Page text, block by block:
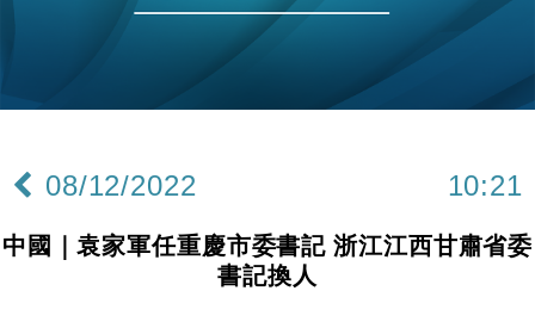
12:30
財經｜香港7月PMI回落至51 企業擴張放慢兼縮減人
財經｜黑石傳再籌逾360億美元 支援Anthropic租用
18:15
本地｜新世界K11 9月升級會員制度 增鉑金卡級別鎖
17:40
財經｜本港6月零售額連升14個月 珠寶鐘錶銷售升勢
08/12/2022 10:21
中國｜袁家軍任重慶市委書記 浙江江西甘肅省委
書記換人